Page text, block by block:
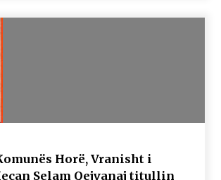
Horë, Vranisht i